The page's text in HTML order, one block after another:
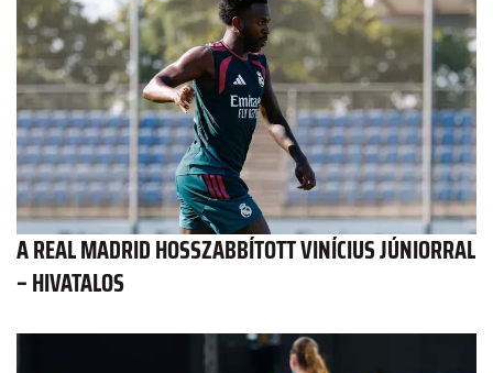
A REAL MADRID HOSSZABBÍTOTT VINÍCIUS JÚNIORRAL
– HIVATALOS